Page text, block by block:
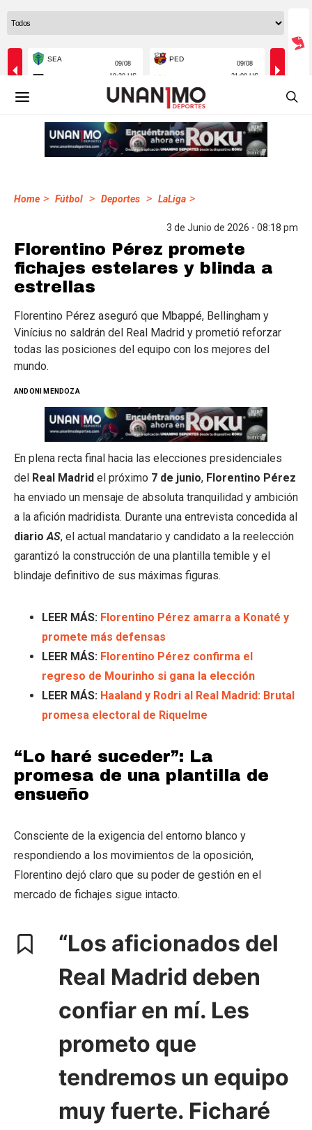
Home > Fútbol > Deportes > LaLiga >
3 de Junio de 2026 - 08:18 pm
Florentino Pérez promete
fichajes estelares y blinda a
estrellas
Florentino Pérez aseguró que Mbappé, Bellingham y
Vinícius no saldrán del Real Madrid y prometió reforzar
todas las posiciones del equipo con los mejores del
mundo.
ANDONI MENDOZA
En plena recta final hacia las elecciones presidenciales
del Real Madrid el próximo 7 de junio, Florentino Pérez
ha enviado un mensaje de absoluta tranquilidad y ambición
a la afición madridista. Durante una entrevista concedida al
diarioAS, el actual mandatario y candidato a la reelección
garantizó la construcción de una plantilla temible y el
blindaje definitivo de sus máximas figuras.
LEER MÁS: Florentino Pérez amarra a Konaté y
promete más defensas
LEER MÁS: Florentino Pérez confirma el
regreso de Mourinho si gana la elección
LEER MÁS: Haaland y Rodri al Real Madrid: Brutal
promesa electoral de Riquelme
“Lo haré suceder”: La
promesa de una plantilla de
ensueño
Consciente de la exigencia del entorno blanco y
respondiendo a los movimientos de la oposición,
Florentino dejó claro que su poder de gestión en el
mercado de fichajes sigue intacto.
“Los aficionados del
Real Madrid deben
confiar en mí. Les
prometo que
tendremos un equipo
muy fuerte. Ficharé